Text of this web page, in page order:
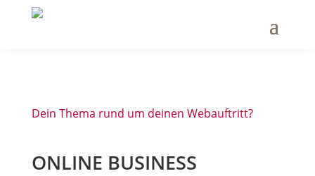
Dein Thema rund um deinen Webauftritt?
ONLINE BUSINESS